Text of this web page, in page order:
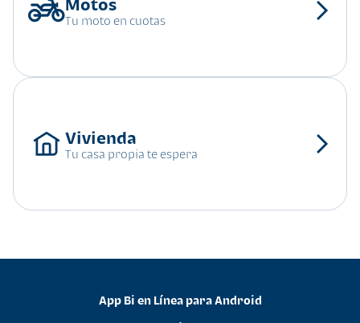
Tu moto en cuotas
Tu casa propia te espera
App Bi en Línea para Android